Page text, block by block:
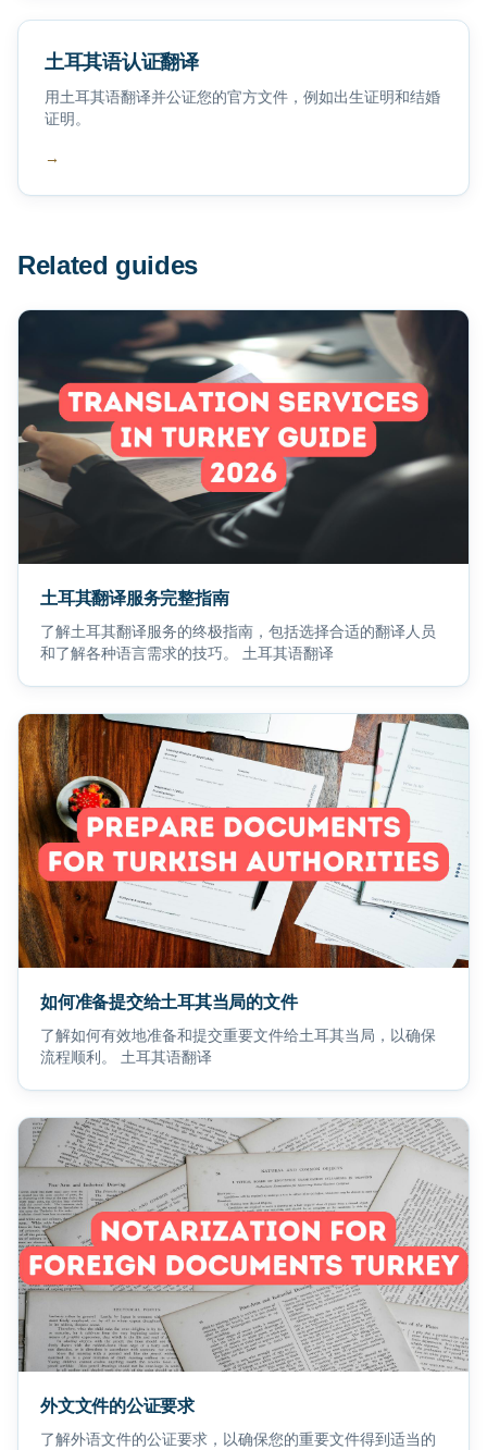
土耳其语认证翻译
用土耳其语翻译并公证您的官方文件，例如出生证明和结婚
证明。
→
Related guides
土耳其翻译服务完整指南
了解土耳其翻译服务的终极指南，包括选择合适的翻译人员
和了解各种语言需求的技巧。 土耳其语翻译
如何准备提交给土耳其当局的文件
了解如何有效地准备和提交重要文件给土耳其当局，以确保
流程顺利。 土耳其语翻译
外文文件的公证要求
了解外语文件的公证要求，以确保您的重要文件得到适当的